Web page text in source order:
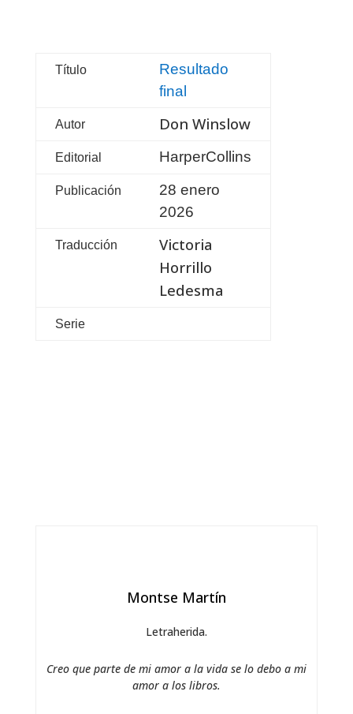
Título
Resultado
final
Autor Don Winslow
Editorial HarperCollins
Publicación
28 enero
2026
Traducción
Victoria
Horrillo
Ledesma
Serie
Montse Martín
Letraherida.
Creo que parte de mi amor a la vida se lo debo a mi
amor a los libros.